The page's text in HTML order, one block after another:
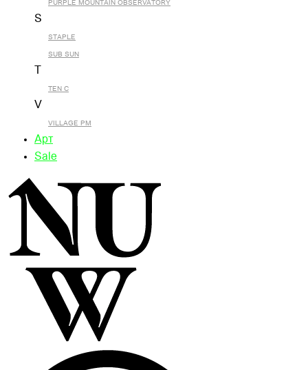
PURPLE MOUNTAIN OBSERVATORY
S
STAPLE
SUB SUN
TEN C
V
VILLAGE PM
Арт
Sale